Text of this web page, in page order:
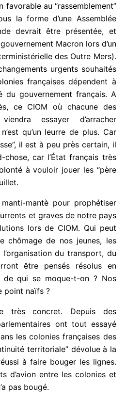
motion favorable au
2 collectivités sous la forme
Cette demande devrait
soumise le 3 juillet au
d’un CIOM (Commission
Mers). Cela signifie que
souhaités dans les
dépendent à 100/100
français. A regarder
où chacune des dernières
d’arracher quelques
leurre de plus. Car de cette
à peu près certain, il n’en
car l’État français très
à vouloir jouer les
mantè pour prophétiser
et graves de notre
solutions lors de CIOM. Qui
que le chômage de nos
l’eau, de l’organisation du
vie, pourront être pensés
CIOM ? de qui se moque-t-
très concret. Depuis des
ont tout essayé
les colonies françaises
“continuité territoriale”
n’ont pas réussi à faire
le prix des billets d’avion